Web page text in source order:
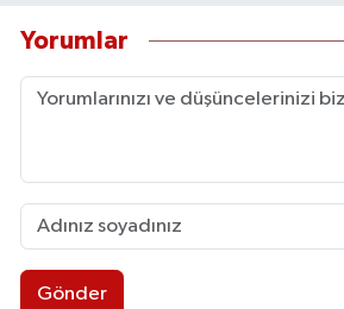
Yorumlar
Gönder